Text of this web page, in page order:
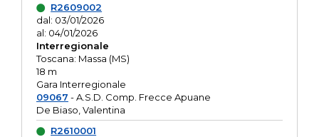
R2609002
dal: 03/01/2026
al: 04/01/2026
Interregionale
Toscana: Massa (MS)
18 m
Gara Interregionale
09067 - A.S.D. Comp. Frecce Apuane
De Biaso, Valentina
R2610001